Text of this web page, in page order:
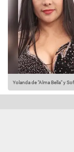
Yolanda de "Alma Bella" y